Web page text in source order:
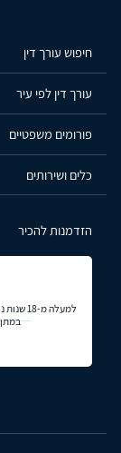
חיפוש עורך דין
עורך דין לפי עיר
פורומים משפטיים
כלים ושירותים
הזדמנות להכיר
למעלה